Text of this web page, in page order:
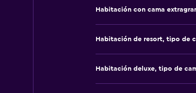
Habitación con cama
Habitación de resort, tipo de
Habitación deluxe, tipo de